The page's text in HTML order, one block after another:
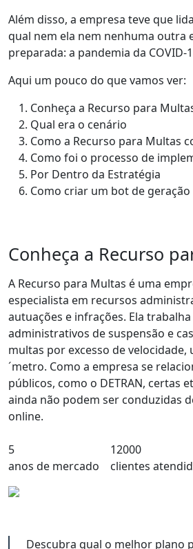
Além disso, a empresa teve que
qual nem ela nem nenhuma outra
preparada: a pandemia da COVID-
Aqui um pouco do que vamos ver:
Conheça a Recurso para
Qual era o cenário
Como a Recurso para Multas
Como foi o processo de
Por Dentro da Estratégia
Como criar um bot de geração
Conheça a Recurso
A Recurso para Multas é uma
especialista em recursos
autuações e infrações. Ela
administrativos de suspensão e
multas por excesso de
´metro. Como a empresa se
públicos, como o DETRAN, certas
ainda não podem ser conduzidas
online.
5
anos de mercado
12000
clientes
Descubra qual o melhor plano